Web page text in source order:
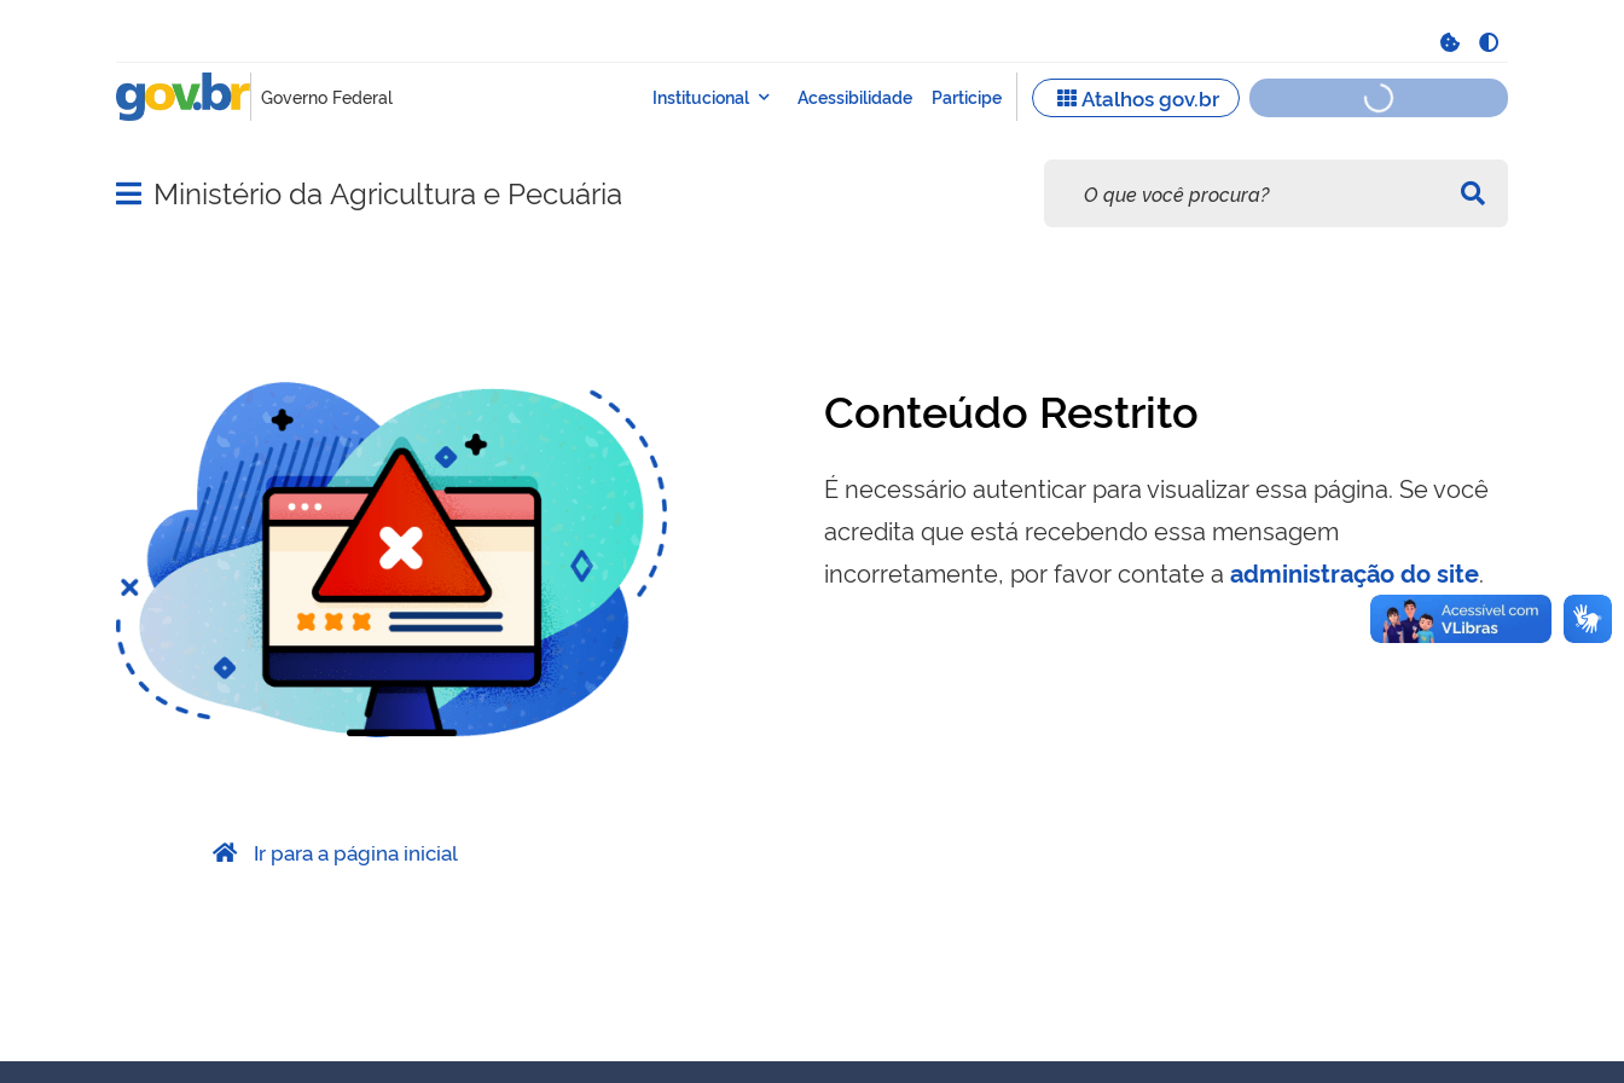
Abrir menu principal de navegação
Ministério da Agricultura e Pecuária
Conteúdo Restrito
É necessário autenticar para visualizar essa página. Se você
acredita que está recebendo essa mensagem
incorretamente, por favor contate a administração do site.
Ir para a página inicial